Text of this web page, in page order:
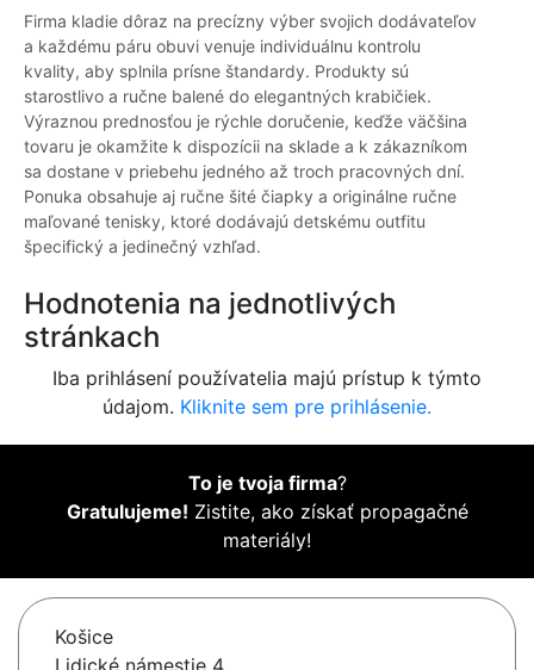
Firma kladie dôraz na precízny výber svojich dodávateľov
a každému páru obuvi venuje individuálnu kontrolu
kvality, aby splnila prísne štandardy. Produkty sú
starostlivo a ručne balené do elegantných krabičiek.
Výraznou prednosťou je rýchle doručenie, keďže väčšina
tovaru je okamžite k dispozícii na sklade a k zákazníkom
sa dostane v priebehu jedného až troch pracovných dní.
Ponuka obsahuje aj ručne šité čiapky a originálne ručne
maľované tenisky, ktoré dodávajú detskému outfitu
špecifický a jedinečný vzhľad.
Hodnotenia na jednotlivých
stránkach
Iba prihlásení používatelia majú prístup k týmto
údajom. Kliknite sem pre prihlásenie.
To je tvoja firma?
Gratulujeme! Zistite, ako získať propagačné
materiály!
Košice